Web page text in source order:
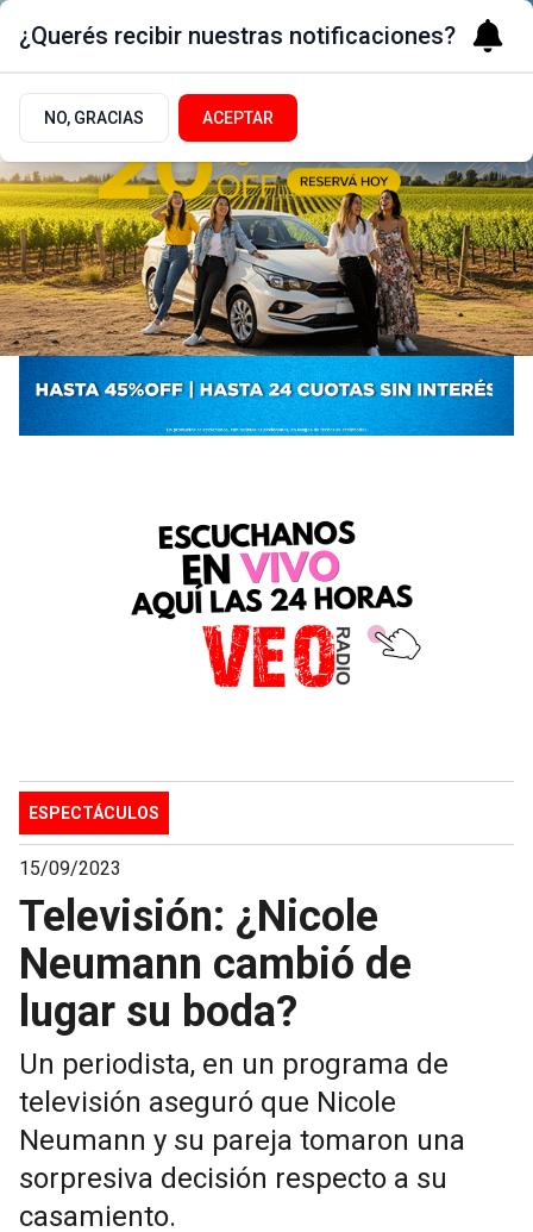
ESPECTÁCULOS
15/09/2023
Televisión: ¿Nicole
Neumann cambió de
lugar su boda?
Un periodista, en un programa de
televisión aseguró que Nicole
Neumann y su pareja tomaron una
sorpresiva decisión respecto a su
casamiento.
¿Querés recibir nuestras notificaciones?
NO, GRACIAS ACEPTAR